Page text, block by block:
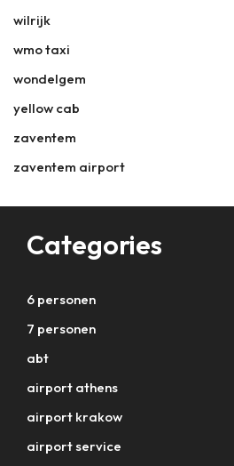
wilrijk
wmo taxi
wondelgem
yellow cab
zaventem
zaventem airport
Categories
6 personen
7 personen
abt
airport athens
airport krakow
airport service